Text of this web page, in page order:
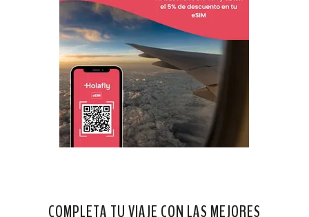
COMPLETA TU VIAJE CON LAS MEJORES